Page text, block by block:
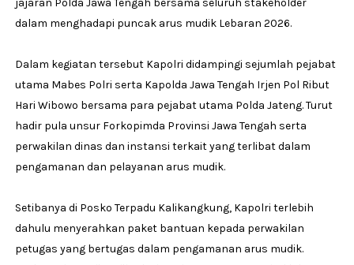
jajaran Polda Jawa Tengah bersama seluruh stakeholder
dalam menghadapi puncak arus mudik Lebaran 2026.
Dalam kegiatan tersebut Kapolri didampingi sejumlah pejabat
utama Mabes Polri serta Kapolda Jawa Tengah Irjen Pol Ribut
Hari Wibowo bersama para pejabat utama Polda Jateng. Turut
hadir pula unsur Forkopimda Provinsi Jawa Tengah serta
perwakilan dinas dan instansi terkait yang terlibat dalam
pengamanan dan pelayanan arus mudik.
Setibanya di Posko Terpadu Kalikangkung, Kapolri terlebih
dahulu menyerahkan paket bantuan kepada perwakilan
petugas yang bertugas dalam pengamanan arus mudik.